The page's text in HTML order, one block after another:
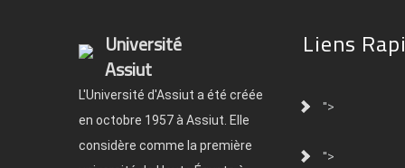
Université
Assiut
L'Université d'Assiut a été créée
en octobre 1957 à Assiut. Elle
considère comme la première
Liens
">
">